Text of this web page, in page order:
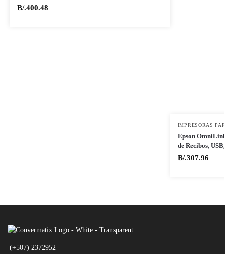
B/.400.48
IMPRESORAS
Epson
de Recibos,
B/.307.96
(+507) 2372952